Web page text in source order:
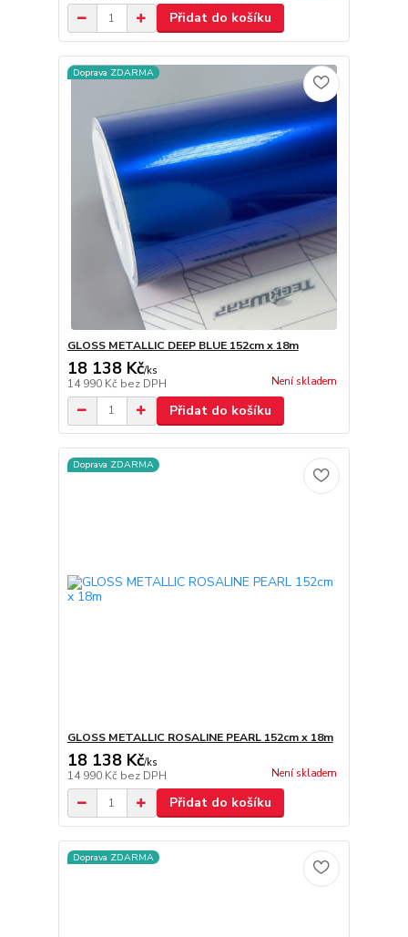
Přidat do košíku
Doprava ZDARMA
GLOSS METALLIC DEEP BLUE 152cm x 18m
18 138 Kč/ks
14 990 Kč bez DPH Není skladem
Přidat do košíku
Doprava ZDARMA
GLOSS METALLIC ROSALINE PEARL 152cm x 18m
18 138 Kč/ks
14 990 Kč bez DPH Není skladem
Přidat do košíku
Doprava ZDARMA